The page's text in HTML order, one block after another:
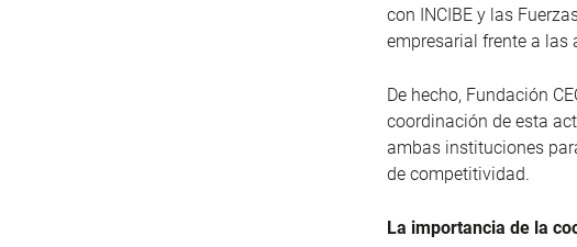
con INCIBE y las
empresarial frente a las
De hecho, Fundación
coordinación de esta
ambas instituciones
de competitividad.
La importancia de la